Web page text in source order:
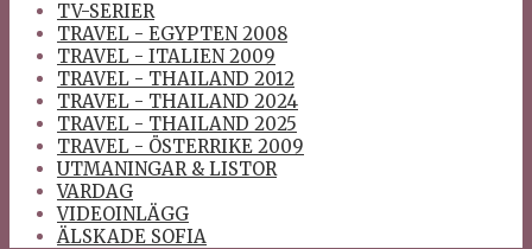
TV-SERIER
TRAVEL - EGYPTEN 2008
TRAVEL - ITALIEN 2009
TRAVEL - THAILAND 2012
TRAVEL - THAILAND 2024
TRAVEL - THAILAND 2025
TRAVEL - ÖSTERRIKE 2009
UTMANINGAR & LISTOR
VARDAG
VIDEOINLÄGG
ÄLSKADE SOFIA